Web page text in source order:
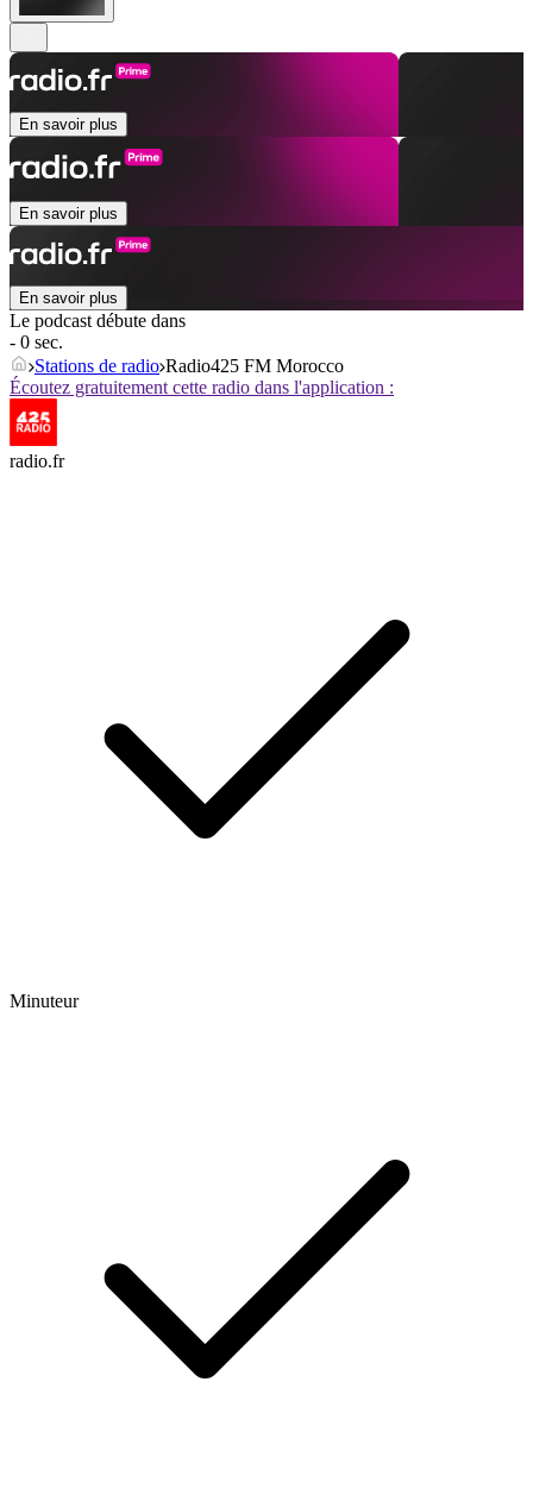
En savoir plus
En savoir plus
En savoir plus
Le podcast débute dans
- 0 sec.
Stations de radio Radio425 FM Morocco
Écoutez gratuitement cette radio dans l'application :
radio.fr
Minuteur